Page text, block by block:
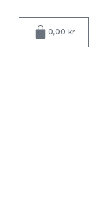
0,00 kr
Varukorg